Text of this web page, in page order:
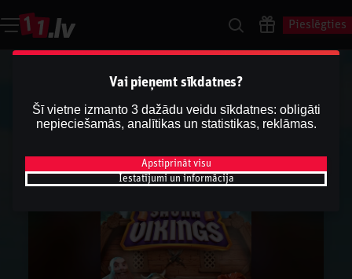
Pieslēgties
Vai pieņemt sīkdatnes?
Šī vietne izmanto 3 dažādu veidu sīkdatnes: obligāti
nepieciešamās, analītikas un statistikas, reklāmas.
Apstiprināt visu
Iestatījumi un informācija